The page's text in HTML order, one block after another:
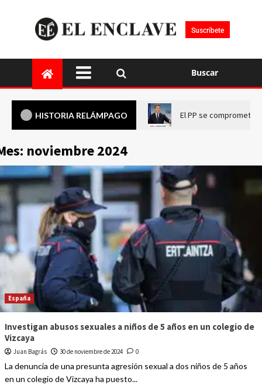
Suscríbete
Buscar
HISTORIA RELÁMPAGO El PP se compromete
noviembre 2024
España
Investigan abusos sexuales a niños de 5 años en un colegio de
Vizcaya
Juan Bagrás 30 de noviembre de 2024 0
La denuncia de una presunta agresión sexual a dos niños de 5 años
en un colegio de Vizcaya ha puesto...